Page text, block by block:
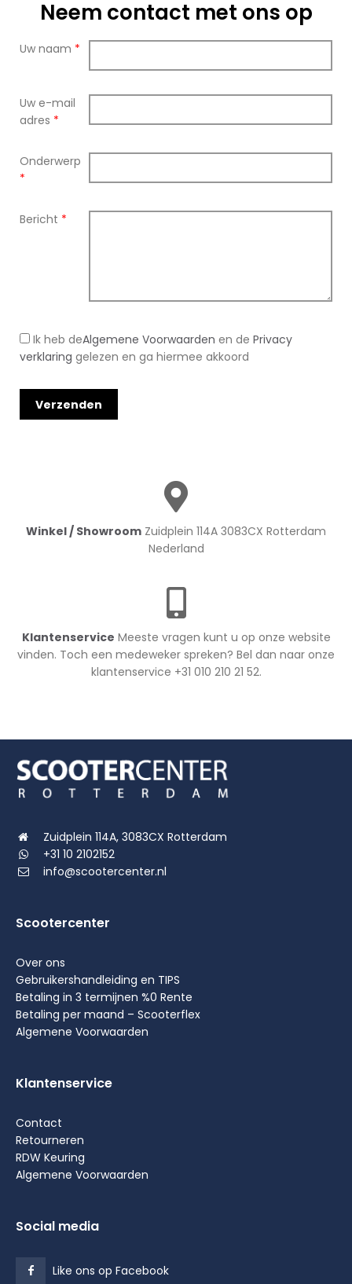
Neem contact met ons op
Uw naam *
Uw e-mail
adres *
Onderwerp
*
Bericht *
Ik heb deAlgemene Voorwaarden en de Privacy
verklaring gelezen en ga hiermee akkoord
Winkel / Showroom Zuidplein 114A 3083CX Rotterdam
Nederland
Klantenservice Meeste vragen kunt u op onze website
vinden. Toch een medeweker spreken? Bel dan naar onze
klantenservice +31 010 210 21 52.
Zuidplein 114A, 3083CX Rotterdam
+31 10 2102152
info@scootercenter.nl
Scootercenter
Over ons
Gebruikershandleiding en TIPS
Betaling in 3 termijnen %0 Rente
Betaling per maand – Scooterflex
Algemene Voorwaarden
Klantenservice
Contact
Retourneren
RDW Keuring
Algemene Voorwaarden
Social media
Like ons op Facebook